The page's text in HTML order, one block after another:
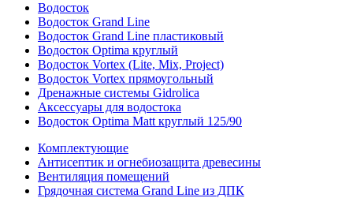
Водосток
Водосток Grand Line
Водосток Grand Line пластиковый
Водосток Optima круглый
Водосток Vortex (Lite, Mix, Project)
Водосток Vortex прямоугольный
Дренажные системы Gidrolica
Аксессуары для водостока
Водосток Optima Matt круглый 125/90
Комплектующие
Антисептик и огнебиозащита древесины
Вентиляция помещений
Грядочная система Grand Line из ДПК